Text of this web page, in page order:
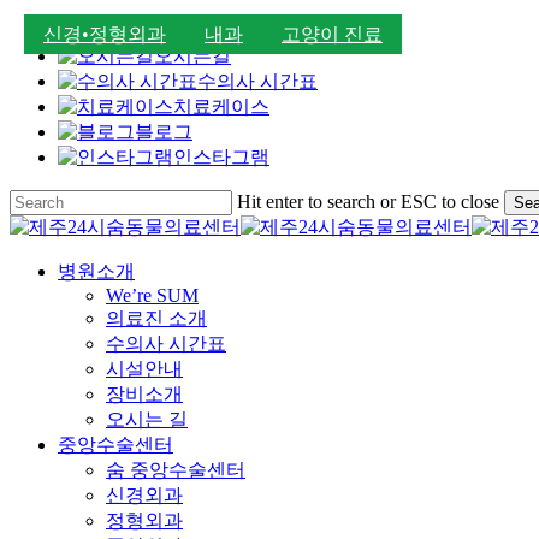
진료시간
오시는길
수의사 시간표
치료케이스
블로그
인스타그램
Skip
to
main
content
Hit enter to search or ESC to close
Close
Menu
병원소개
We’re SUM
의료진 소개
수의사 시간표
시설안내
장비소개
오시는 길
중앙수술센터
숨 중앙수술센터
신경외과
정형외과
신경•정형외과 내과 고양이 진료